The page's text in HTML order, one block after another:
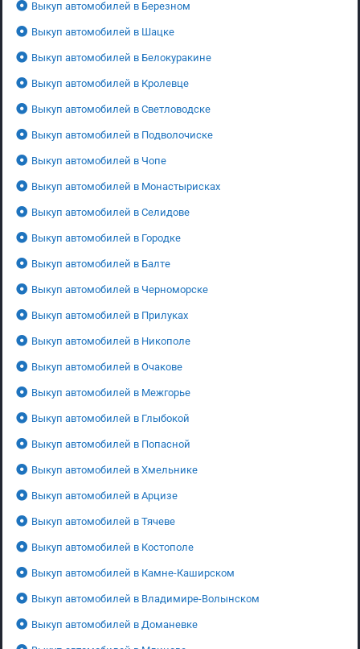
Выкуп автомобилей в Березном
Выкуп автомобилей в Шацке
Выкуп автомобилей в Белокуракине
Выкуп автомобилей в Кролевце
Выкуп автомобилей в Светловодске
Выкуп автомобилей в Подволочиске
Выкуп автомобилей в Чопе
Выкуп автомобилей в Монастырисках
Выкуп автомобилей в Селидове
Выкуп автомобилей в Городке
Выкуп автомобилей в Балте
Выкуп автомобилей в Черноморске
Выкуп автомобилей в Прилуках
Выкуп автомобилей в Никополе
Выкуп автомобилей в Очакове
Выкуп автомобилей в Межгорье
Выкуп автомобилей в Глыбокой
Выкуп автомобилей в Попасной
Выкуп автомобилей в Хмельнике
Выкуп автомобилей в Арцизе
Выкуп автомобилей в Тячеве
Выкуп автомобилей в Костополе
Выкуп автомобилей в Камне-Каширском
Выкуп автомобилей в Владимире-Волынском
Выкуп автомобилей в Доманевке